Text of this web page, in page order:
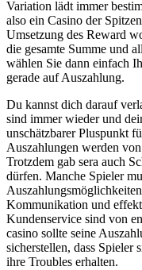
Variation lädt immer
also ein Casino der
Umsetzung des Reward
die gesamte Summe und
wählen Sie dann einfach
gerade auf Auszahlung.
Du kannst dich darauf
sind immer wieder und
unschätzbarer Pluspunkt
Auszahlungen werden
Trotzdem gab sera auch
dürfen. Manche Spieler
Kommunikation und
Kundenservice sind von
casino sollte seine
sicherstellen, dass Spieler
ihre Troubles erhalten.